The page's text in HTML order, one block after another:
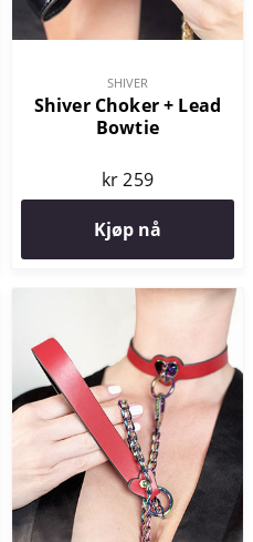
SHIVER
Shiver Choker + Lead
Bowtie
kr 259
Kjøp nå